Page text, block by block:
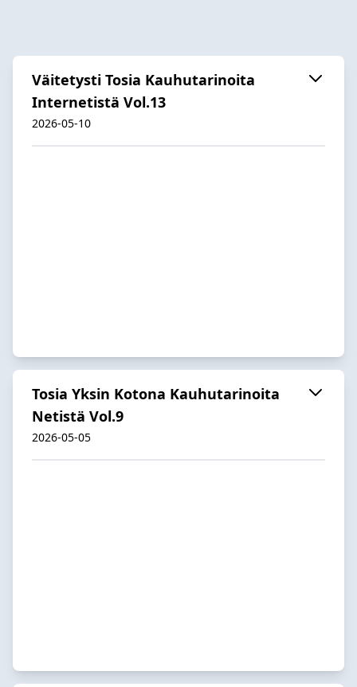
Väitetysti Tosia Kauhutarinoita
Internetistä Vol.13
2026-05-10
Tosia Yksin Kotona Kauhutarinoita
Netistä Vol.9
2026-05-05